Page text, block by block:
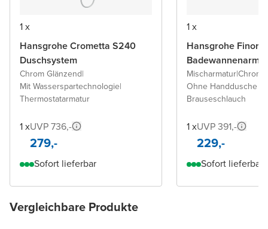
1 x
Hansgrohe Crometta S240
Duschsystem
Chrom Glänzend|
Mit Wasserspartechnologie|
Thermostatarmatur
1 xUVP 736,-
279,-
Sofort lieferbar
1 x
Hansgrohe
Mischarmatur|Chrom
Ohne Handdusche
Brauseschlauch
1 xUVP 391,-
229,-
Sofort lieferbar
Vergleichbare Produkte